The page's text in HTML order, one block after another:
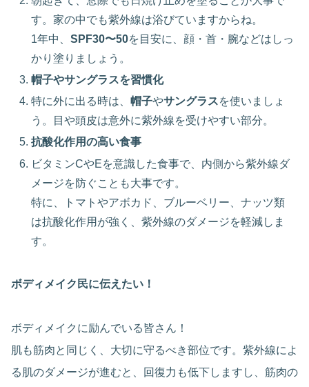
す。家の中でも紫外線は浴びていますからね。
1年中、SPF30〜50を目安に、顔・首・腕などはしっ
かり塗りましょう。
帽子やサングラスを習慣化
特に外に出る時は、帽子やサングラスを使いましょ
う。目や頭皮は意外に紫外線を受けやすい部分。
抗酸化作用の高い食事
ビタミンCやEを意識した食事で、内側から紫外線ダ
メージを防ぐことも大事です。
特に、トマトやアボカド、ブルーベリー、ナッツ類
は抗酸化作用が強く、紫外線のダメージを軽減しま
す。
ボディメイク民に伝えたい！
ボディメイクに励んでいる皆さん！
肌も筋肉と同じく、大切に守るべき部位です。紫外線によ
る肌のダメージが進むと、回復力も低下しますし、筋肉の